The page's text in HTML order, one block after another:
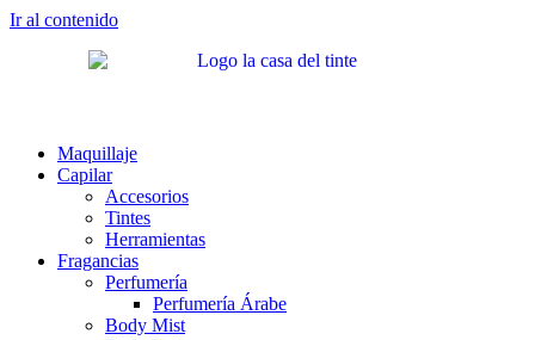
Ir al contenido
Maquillaje
Capilar
Accesorios
Tintes
Herramientas
Fragancias
Perfumería
Perfumería Árabe
Body Mist